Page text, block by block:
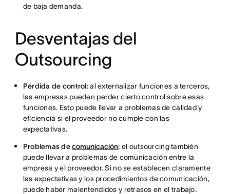
de baja demanda.
Desventajas del
Outsourcing
Pérdida de control:al externalizar funciones a terceros,
las empresas pueden perder cierto control sobre esas
funciones. Esto puede llevar a problemas de calidad y
eficiencia si el proveedor no cumple con las
expectativas.
Problemas decomunicación: el outsourcing también
puede llevar a problemas de comunicación entre la
empresa y el proveedor. Si no se establecen claramente
las expectativas y los procedimientos de comunicación,
puede haber malentendidos y retrasos en el trabajo.